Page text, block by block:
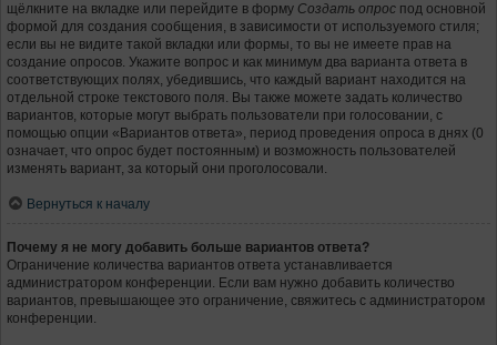
щёлкните на вкладке или перейдите в форму Создать опрос под основной
формой для создания сообщения, в зависимости от используемого стиля;
если вы не видите такой вкладки или формы, то вы не имеете прав на
создание опросов. Укажите вопрос и как минимум два варианта ответа в
соответствующих полях, убедившись, что каждый вариант находится на
отдельной строке текстового поля. Вы также можете задать количество
вариантов, которые могут выбрать пользователи при голосовании, с
помощью опции «Вариантов ответа», период проведения опроса в днях (0
означает, что опрос будет постоянным) и возможность пользователей
изменять вариант, за который они проголосовали.
Вернуться к началу
Почему я не могу добавить больше вариантов ответа?
Ограничение количества вариантов ответа устанавливается
администратором конференции. Если вам нужно добавить количество
вариантов, превышающее это ограничение, свяжитесь с администратором
конференции.